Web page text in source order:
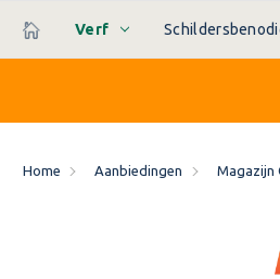
Verf
Home Aanbiedingen Magazijn